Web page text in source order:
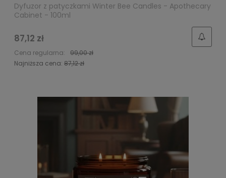
Dyfuzor z patyczkami Winter Bee Candles - Apothecary
Cabinet - 100ml
87,12 zł
Cena regularna:
99,00 zł
Najniższa cena: 87,12 zł